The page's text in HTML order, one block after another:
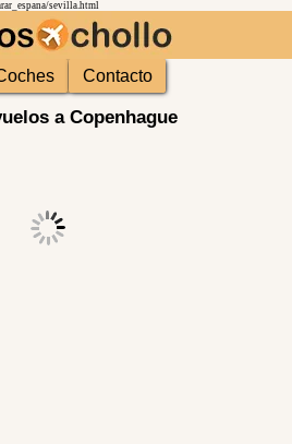
sevilla.html
Contacto
a Copenhague